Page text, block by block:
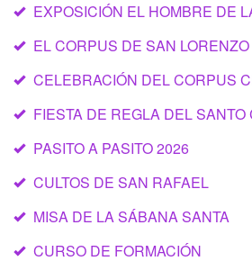
EXPOSICIÓN EL HOMBRE DE
EL CORPUS DE SAN LORENZO
CELEBRACIÓN DEL CORPUS
FIESTA DE REGLA DEL SANTO
PASITO A PASITO 2026
CULTOS DE SAN RAFAEL
MISA DE LA SÁBANA SANTA
CURSO DE FORMACIÓN